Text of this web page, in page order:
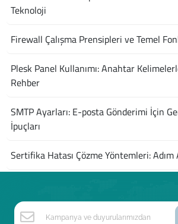
Teknoloji
Firewall Çalışma Prensipleri ve Temel
Plesk Panel Kullanımı: Anahtar
Rehber
SMTP Ayarları: E-posta Gönderimi İçin
İpuçları
Sertifika Hatası Çözme Yöntemleri: Adım